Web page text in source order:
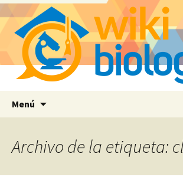
Menú
Archivo de la etiqueta: